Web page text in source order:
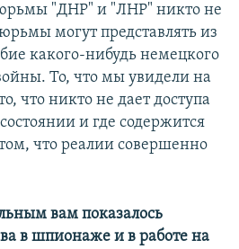
"ДНР" и "ЛНР" никто не
могут представлять из
какого-нибудь немецкого
То, что мы увидели на
что никто не дает доступа
и где содержится
том, что реалии совершенно
вам показалось
в шпионаже и в работе на